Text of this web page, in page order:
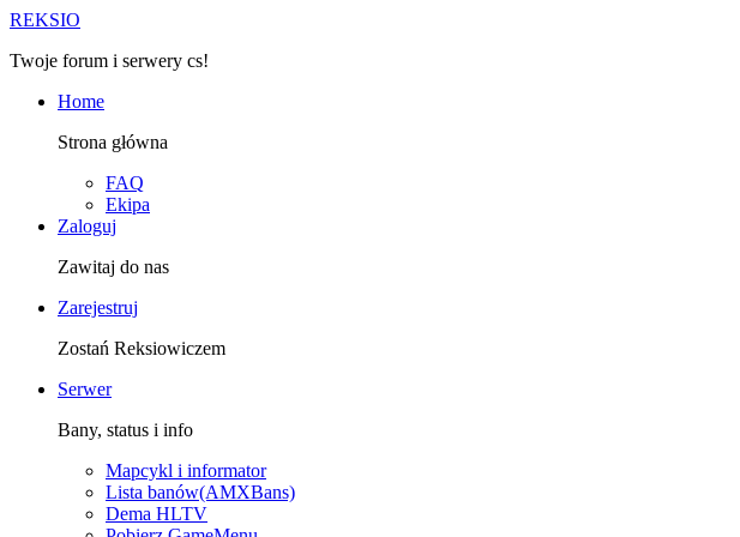
REKSIO
Twoje forum i serwery cs!
Home
Strona główna
FAQ
Ekipa
Zaloguj
Zawitaj do nas
Zarejestruj
Zostań Reksiowiczem
Serwer
Bany, status i info
Mapcykl i informator
Lista banów(AMXBans)
Dema HLTV